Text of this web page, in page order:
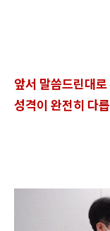
앞서 말씀드린대
성격이 완전히 다